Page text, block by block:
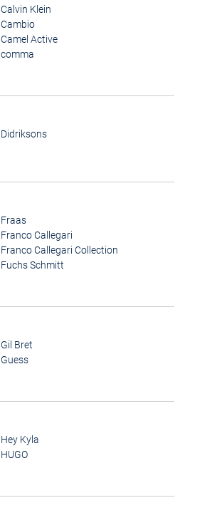
Calvin Klein
Cambio
Camel Active
comma
Didriksons
Fraas
Franco Callegari
Franco Callegari Collection
Fuchs Schmitt
Gil Bret
Guess
Hey Kyla
HUGO